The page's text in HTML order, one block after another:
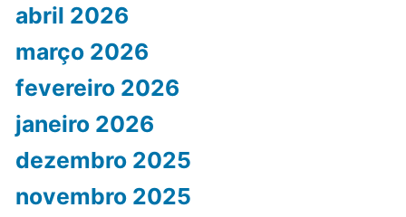
abril 2026
março 2026
fevereiro 2026
janeiro 2026
dezembro 2025
novembro 2025